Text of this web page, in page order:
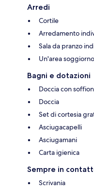
Arredi
Cortile
Arredamento
Sala da pranzo
Un'area
Bagni e dotazioni
Doccia con
Doccia
Set di cortesia
Asciugacapelli
Asciugamani
Carta igienica
Sempre in
Scrivania